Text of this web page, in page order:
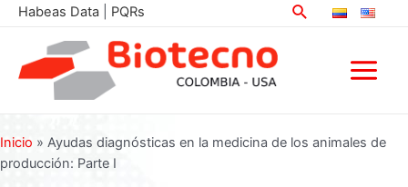
contenido
Habeas Data PQRs Buscar
Main
Inicio » Ayudas diagnósticas en la medicina de los animales de
producción: Parte I